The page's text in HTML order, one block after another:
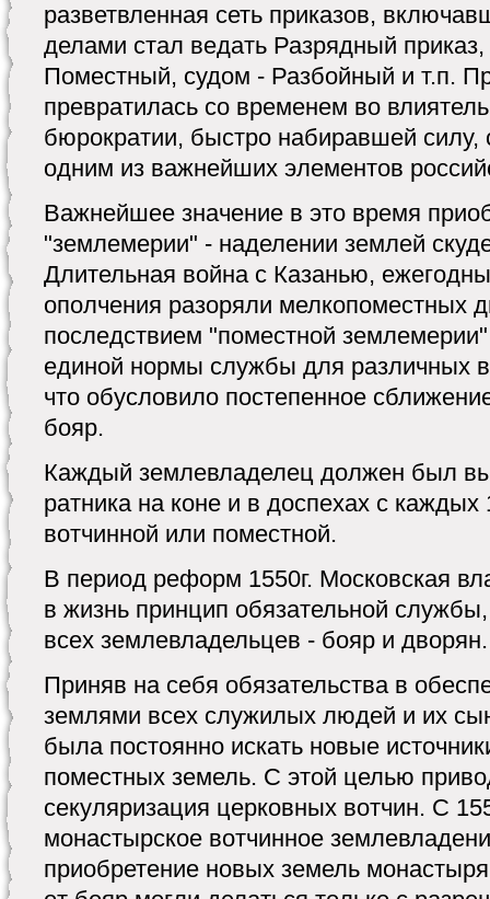
разветвленная сеть приказов,
делами стал ведать Разрядный
Поместный, судом - Разбойный и т.п.
превратилась со временем во
бюрократии, быстро набиравшей силу,
одним из важнейших элементов
Важнейшее значение в это время
"землемерии" - наделении землей
Длительная война с Казанью,
ополчения разоряли мелкопоместных
последствием "поместной
единой нормы службы для различных
что обусловило постепенное
бояр.
Каждый землевладелец должен был
ратника на коне и в доспехах с каждых
вотчинной или поместной.
В период реформ 1550г. Московская
в жизнь принцип обязательной
всех землевладельцев - бояр и дворян.
Приняв на себя обязательства в
землями всех служилых людей и их
была постоянно искать новые
поместных земель. С этой целью
секуляризация церковных вотчин. С
монастырское вотчинное
приобретение новых земель